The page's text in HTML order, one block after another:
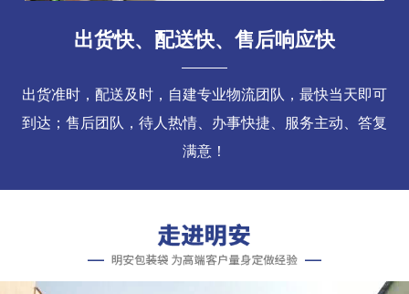
出货快、配送快、售后响应快
出货准时，配送及时，自建专业物流团队，最快当天即可
到达；售后团队，待人热情、办事快捷、服务主动、答复
满意！